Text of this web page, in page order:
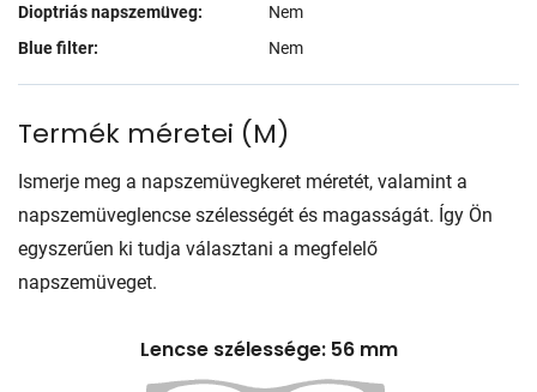
Dioptriás napszemüveg:
Nem
Blue filter:
Nem
Termék méretei (M)
Ismerje meg a napszemüvegkeret méretét, valamint a
napszemüveglencse szélességét és magasságát. Így Ön
egyszerűen ki tudja választani a megfelelő
napszemüveget.
Lencse szélessége: 56 mm